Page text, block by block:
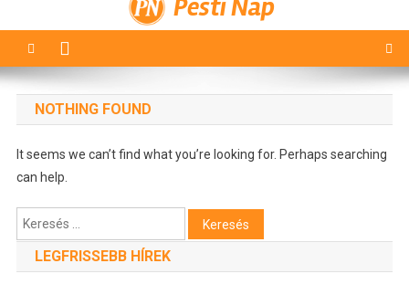
Pesti Nap
NOTHING FOUND
It seems we can’t find what you’re looking for. Perhaps searching
can help.
Keresés:
LEGFRISSEBB HÍREK